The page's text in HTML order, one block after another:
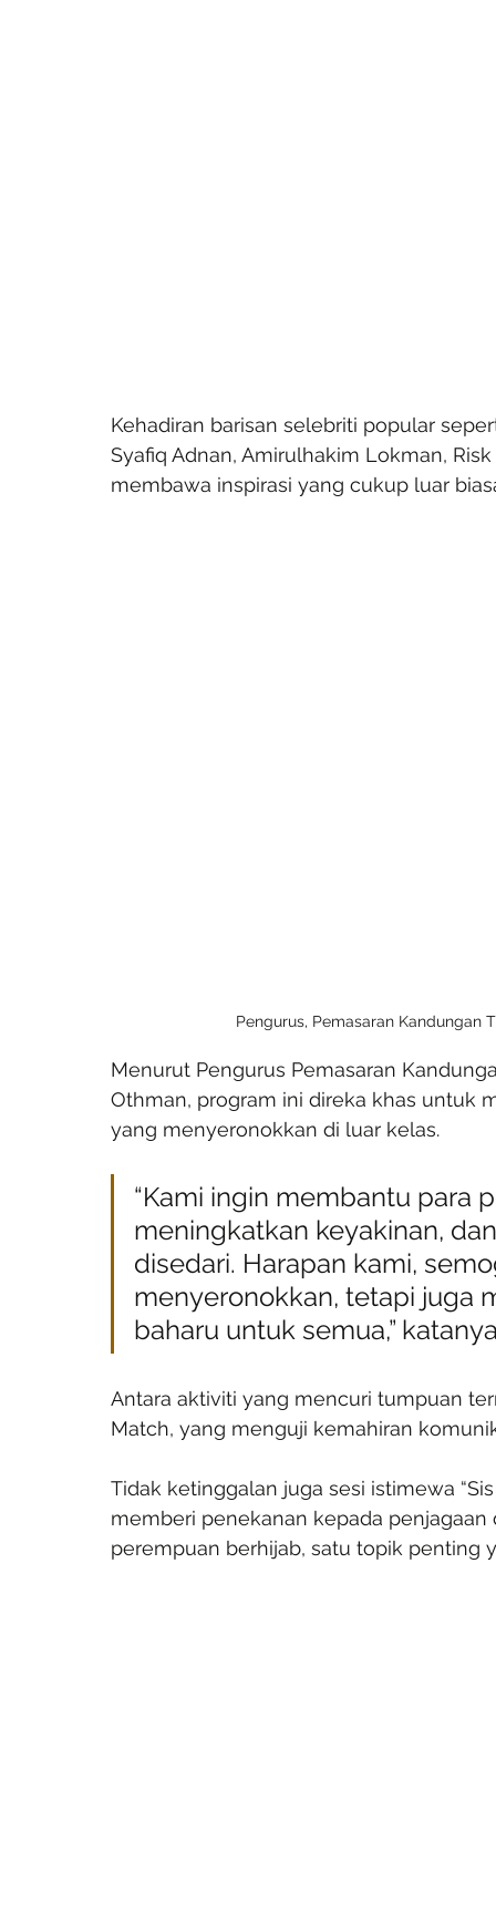
Kehadiran barisan selebriti popular
Syafiq Adnan, Amirulhakim Lokman,
membawa inspirasi yang cukup luar
Pengurus, Pemasaran Kandungan
Menurut Pengurus Pemasaran
Othman, program ini direka khas
yang menyeronokkan di luar kelas.
“Kami ingin membantu para
meningkatkan keyakinan,
disedari. Harapan kami,
menyeronokkan, tetapi juga
baharu untuk semua,”
Antara aktiviti yang mencuri tumpuan
Match, yang menguji kemahiran
Tidak ketinggalan juga sesi istimewa
memberi penekanan kepada
perempuan berhijab, satu topik penting